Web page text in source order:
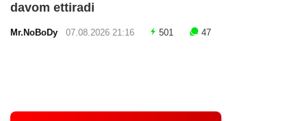
davom ettiradi
Mr.NoBoDy 07.08.2026 21:16 501 47